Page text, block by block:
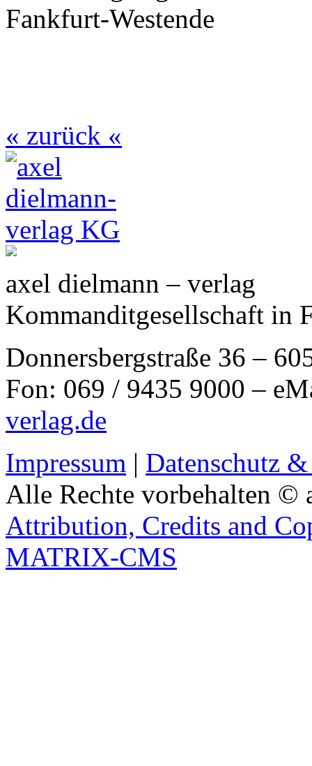
Fankfurt-Westende
« zurück «
axel dielmann – verlag
Kommanditgesellschaft in
Donnersbergstraße 36 –
Fon: 069 / 9435 9000 –
verlag.de
Impressum | Datenschutz
Alle Rechte vorbehalten ©
Attribution, Credits and
MATRIX-CMS